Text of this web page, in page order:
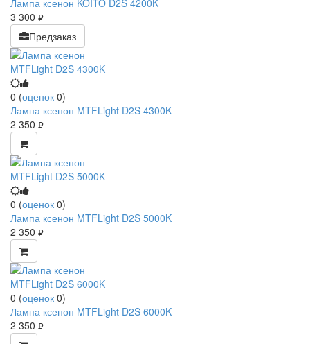
Лампа ксенон KOITO D2S 4200K
3 300 руб.
Предзаказ
0 (оценок 0)
Лампа ксенон MTFLight D2S 4300K
2 350 руб.
0 (оценок 0)
Лампа ксенон MTFLight D2S 5000K
2 350 руб.
0 (оценок 0)
Лампа ксенон MTFLight D2S 6000K
2 350 руб.